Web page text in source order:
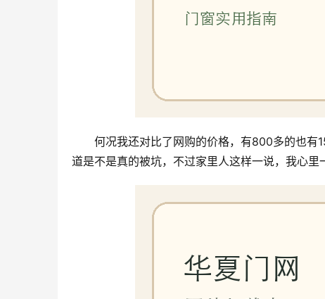
何况我还对比了网购的价格，有800多的也有
道是不是真的被坑，不过家里人这样一说，我心